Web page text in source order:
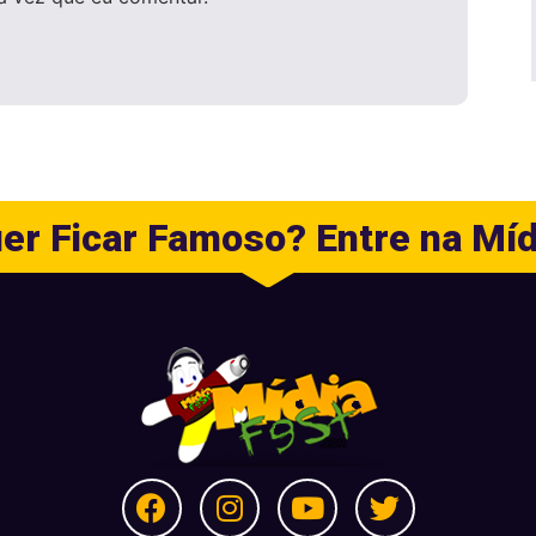
Ficar Famoso? Entre na